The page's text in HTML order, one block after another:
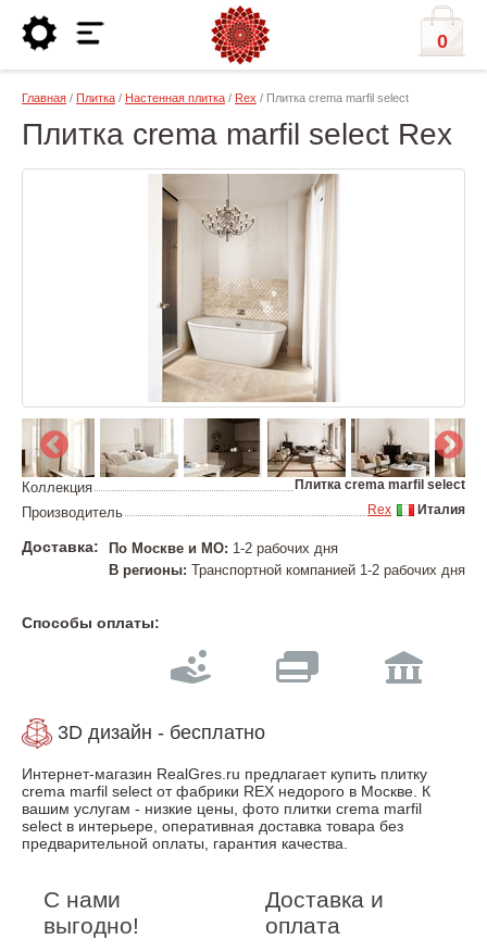
0
Главная / Плитка / Настенная плитка / Rex / Плитка crema marfil select
Плитка crema marfil select Rex
Коллекция Плитка crema marfil select
Производитель Италия
Rex
Доставка: По Москве и МО: 1-2 рабочих дня
В регионы: Транспортной компанией 1-2 рабочих дня
Способы оплаты:
3D дизайн - бесплатно
Интернет-магазин RealGres.ru предлагает купить плитку
crema marfil select от фабрики REX недорого в Москве. К
вашим услугам - низкие цены, фото плитки crema marfil
select в интерьере, оперативная доставка товара без
предварительной оплаты, гарантия качества.
С нами
выгодно!
Доставка и
оплата